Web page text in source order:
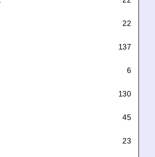
22
137
6
130
45
23